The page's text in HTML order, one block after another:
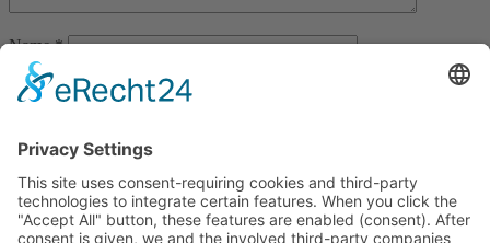
Name*
Email*
time I comment.